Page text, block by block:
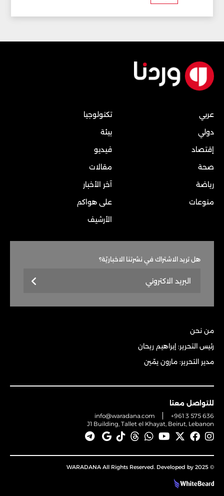
عربي
دولي
إقتصاد
صحة
رياضة
منوعات
تكنولوجيا
بيئة
فيديو
مقالات
آخر الأخبار
على هواكم
الأرشيف
هل تريد الاشتراك في نشرتنا الاخباريّة؟
من نحن
رئيس التحرير: إبراهيم ريحان
مدير التحرير: مارون يمّين
للتواصل معنا
info@waradana.com
+961 3 575 636
J1 Building, Tallet el Khayat, Beirut, Lebanon
© 2025 WARADANA All Rights Reserved. Developed by